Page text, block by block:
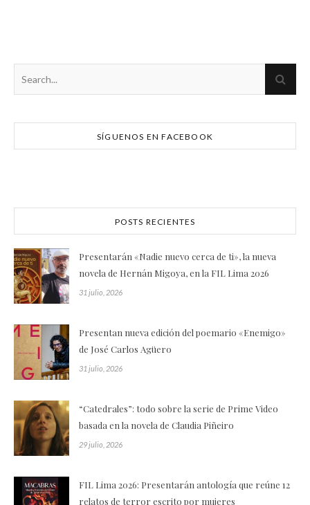
SÍGUENOS EN FACEBOOK
POSTS RECIENTES
Presentarán «Nadie nuevo cerca de ti», la nueva
novela de Hernán Migoya, en la FIL Lima 2026
31 julio, 2026
Presentan nueva edición del poemario «Enemigo»
de José Carlos Agüero
31 julio, 2026
“Catedrales”: todo sobre la serie de Prime Video
basada en la novela de Claudia Piñeiro
29 julio, 2026
FIL Lima 2026: Presentarán antología que reúne 12
relatos de terror escrito por mujeres